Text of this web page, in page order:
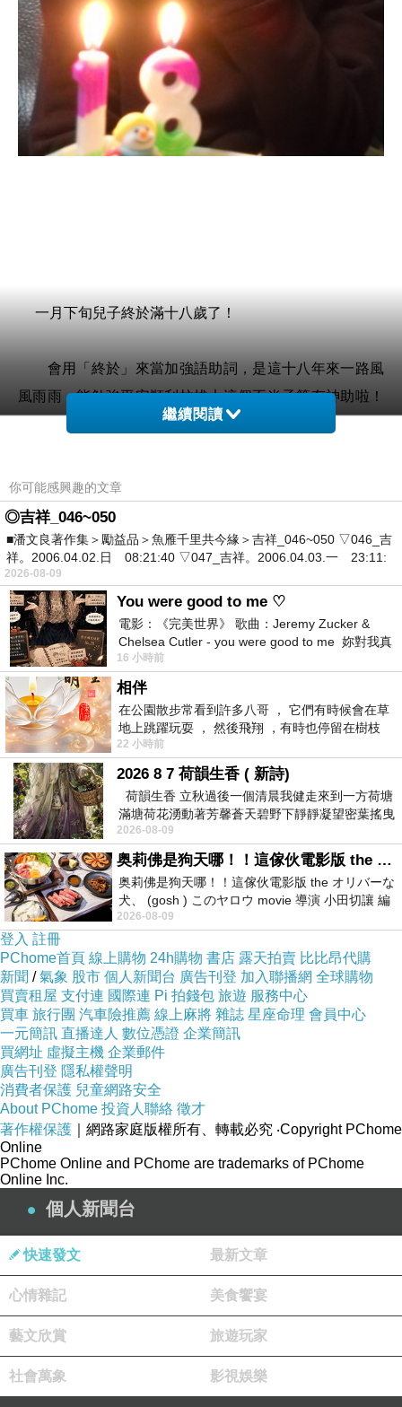
一月下旬兒子終於滿十八歲了！
會用「終於」來當加強語助詞，是這十八年來一路風
風雨雨，能勉強平安順利拉拔大這個不肖子算有神助啦！
好幾次都在心力交瘁與傷心欲絕的情況下想放棄了，卻在
皮，養育的過程又狠狠地顛覆了自己個性，母親這個角色
如此艱鉅，讓一個驕傲的女人著實脫胎換骨、修正磨圓。
除了一個小蛋糕老娘沒多餘錢財可以完成他物質上慾
望，只有指點他去戶政事務所辦妥身分證然後去考機車駕
照，當他喜孜孜地拿這雙證照給我瞧時，老娘用膝蓋想也
知道他開心的是，自此不必偷偷摸摸騎我的機車了，可以
光明正大載馬子四處去不怕條子臨檢。
生日的第二天巧遇學測，高中這三年沒一天是用功在
課業上，考不到好成績也是必然，總之老娘只能不聞不
問，孩子不用功、不學好為人父母失望之餘也要學會適度
調整心態，對於兒子我已經竭盡所能了，接下來的人生由
他自己去鋪陳吧！
兒子說壞沒壞到骨子裡，卻老是出些狀況讓老娘收
拾，生日當天接到淡水分局來電說孩子在警局，原因還沒
聽分明細胞已死了大半，最後才知這個兔崽子在捷運站前
抽菸被帶回去開勸導單，老娘丟臉的紀錄再添一筆，這幾
年來由於他的脫序，早背上忽略教養不及格家長的罪名。
男人的忘恩負義遠不及孩子明知故犯令自己傷心，過
去的易感脆弱讓現實鍛練成堅韌強悍，當認清親子關係是
終其一生無悔的責任時，永遠無條件包容與支持，但不諱
言對於導正兒子的態度我是充滿挫敗感，至今無時無刻不
祈祝他能更懂事、知進退。
曾言後悔，對我來說都是人生中重要的歷程，就算不稱
職、不美滿其中都有可貴的收穫，許一個大願送給兒當成
年禮......智慧花開！知恩知足！
繼續閱讀
你可能感興趣的文章
◎吉祥_046~050
■潘文良著作集＞勵益品＞魚雁千里共今緣＞吉祥_046~050 ▽046_吉
祥。2006.04.02.日 08:21:40 ▽047_吉祥。2006.04.03.一 23:11:
2026-08-09
You were good to me ♡
電影：《完美世界》 歌曲：Jeremy Zucker &
Chelsea Cutler - you were good to me 妳對我真
好 因
16 小時前
相伴
在公園散步常看到許多八哥 ， 它們有時候會在草
地上跳躍玩耍 ， 然後飛翔 ，有時也停留在樹枝
上，它們身軀是咖啡色的，鳥喙是黃色
22 小時前
2026 8 7 荷韻生香 ( 新詩)
荷韻生香 立秋過後一個清晨我健走來到一方荷塘
滿塘荷花湧動著芳馨蒼天碧野下靜靜凝望密葉搖曳
幽泉中復有蛙鳴嘓嘓水波裡搖曳
2026-08-09
奥莉佛是狗天哪！！這傢伙電影版 the オリバーな犬、 (gosh ) このヤロウ movie
奥莉佛是狗天哪！！這傢伙電影版 the オリバーな
犬、 (gosh ) このヤロウ movie 導演 小田切讓 編
劇: 小田切讓 主演: 小田切讓
2026-08-09
登入 註冊
PChome首頁 線上購物 24h購物 書店 露天拍賣 比比昂代購
新聞 /氣象 股市 個人新聞台 廣告刊登 加入聯播網 全球購物
買賣租屋 支付連 國際連 Pi 拍錢包 旅遊 服務中心
買車 旅行團 汽車險推薦 線上麻將 雜誌 星座命理 會員中心
一元簡訊 直播達人 數位憑證 企業簡訊
買網址 虛擬主機 企業郵件
廣告刊登 隱私權聲明
消費者保護 兒童網路安全
About PChome 投資人聯絡 徵才
著作權保護 ｜網路家庭版權所有、轉載必究 ‧Copyright PChome
Online
PChome Online and PChome are trademarks of PChome
Online Inc.
個人新聞台
快速發文 最新文章
心情雜記 美食饗宴
藝文欣賞 旅遊玩家
社會萬象 影視娛樂